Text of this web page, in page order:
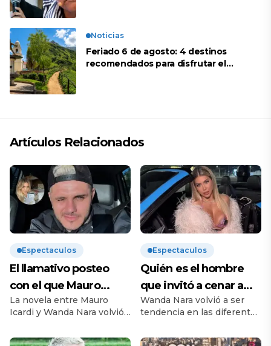
Noticias
Feriado 6 de agosto: 4 destinos
recomendados para disfrutar el
Artículos Relacionados
Espectaculos
El llamativo posteo
con el que Mauro
Icardi se burló de
Wanda Nara tras la
audiencia de divorcio
La novela entre Mauro
Icardi y Wanda Nara volvió
que fue la audiencia de
Espectaculos
Quién es el hombre
que invitó a cenar a
Wanda Nara tras la
dura audiencia con
Mauro Icardi
Wanda Nara volvió a ser
tendencia en las diferentes
principal en los diferentes